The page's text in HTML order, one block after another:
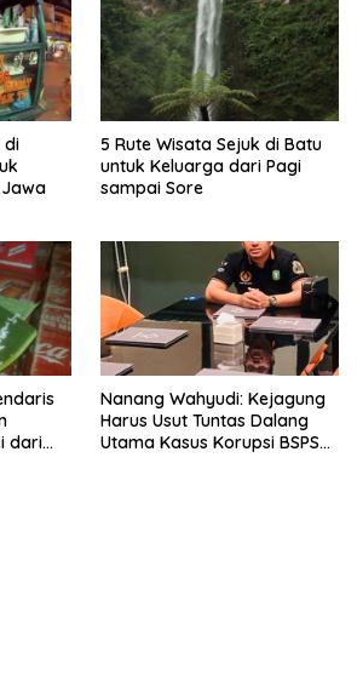
di
5 Rute Wisata Sejuk di Batu
untuk Keluarga dari Pagi
sampai Sore
dari
Nanang Wahyudi: Kejagung
Harus Usut Tuntas Dalang
Utama Kasus Korupsi BSPS